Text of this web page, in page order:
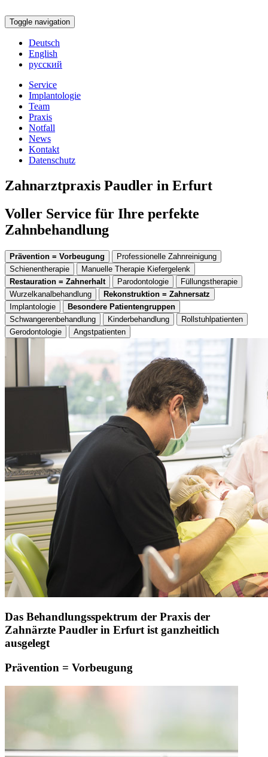
Toggle navigation
Deutsch
English
русский
Service
Implantologie
Team
Praxis
Notfall
News
Kontakt
Datenschutz
Zahnarztpraxis Paudler in Erfurt
Voller Service für Ihre perfekte
Zahnbehandlung
Prävention = Vorbeugung
Professionelle Zahnreinigung
Schienentherapie
Manuelle Therapie Kiefergelenk
Restauration = Zahnerhalt
Parodontologie
Füllungstherapie
Wurzelkanalbehandlung
Rekonstruktion = Zahnersatz
Implantologie
Besondere Patientengruppen
Schwangerenbehandlung
Kinderbehandlung
Rollstuhlpatienten
Gerodontologie
Angstpatienten
Das Behandlungsspektrum der Praxis der
Zahnärzte Paudler in Erfurt ist ganzheitlich
ausgelegt
Prävention = Vorbeugung